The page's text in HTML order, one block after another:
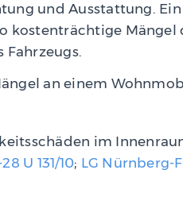
und Ausstattung.
kostenträchtige Mängel
an einem
im
U 131/10; LG Nürnberg-